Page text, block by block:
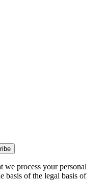
we process your personal
basis of the legal basis of